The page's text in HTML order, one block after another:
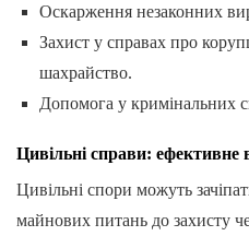
Оскарження незаконних
Захист у справах про
шахрайство.
Допомога у кримінальних
Цивільні справи: ефективне
Цивільні спори можуть
майнових питань до захисту